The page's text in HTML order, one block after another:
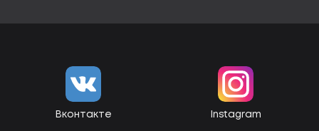
Вконтакте Instagram